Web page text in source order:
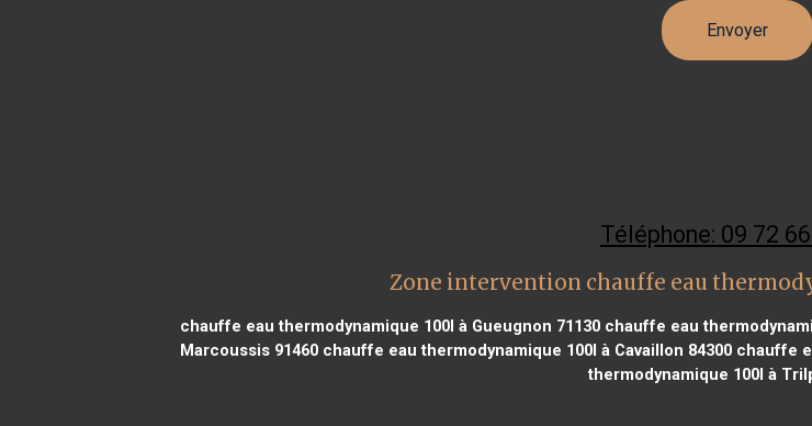
Téléphone: 09 72
Zone intervention chauffe eau
chauffe eau thermodynamique 100l à Gueugnon 71130chauffe eau
Marcoussis 91460chauffe eau thermodynamique 100l à Cavaillon 84300chauffe
thermodynamique 100l à